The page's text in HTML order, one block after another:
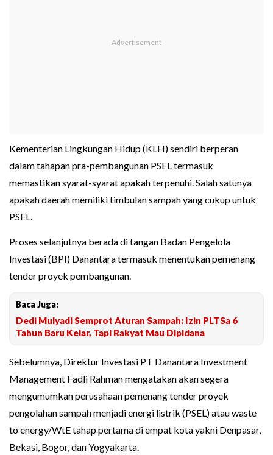
Kementerian Lingkungan Hidup (KLH) sendiri berperan
dalam tahapan pra-pembangunan PSEL termasuk
memastikan syarat-syarat apakah terpenuhi. Salah satunya
apakah daerah memiliki timbulan sampah yang cukup untuk
PSEL.
Proses selanjutnya berada di tangan Badan Pengelola
Investasi (BPI) Danantara termasuk menentukan pemenang
tender proyek pembangunan.
Baca Juga:
Dedi Mulyadi Semprot Aturan Sampah: Izin PLTSa 6
Tahun Baru Kelar, Tapi Rakyat Mau Dipidana
Sebelumnya, Direktur Investasi PT Danantara Investment
Management Fadli Rahman mengatakan akan segera
mengumumkan perusahaan pemenang tender proyek
pengolahan sampah menjadi energi listrik (PSEL) atau waste
to energy/WtE tahap pertama di empat kota yakni Denpasar,
Bekasi, Bogor, dan Yogyakarta.